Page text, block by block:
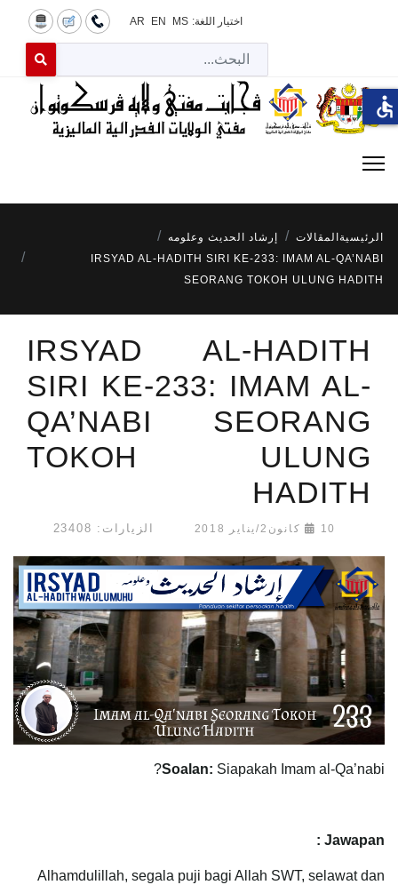
اختيار اللغة: MS
EN
AR
for results.
الرئيسية المقالات
إرشاد الحديث وعلومه
IRSYAD AL-HADITH SIRI KE-233: IMAM AL-QA’NABI
SEORANG TOKOH ULUNG HADITH
IRSYAD AL-HADITH
SIRI KE-233: IMAM AL-
QA’NABI SEORANG
TOKOH ULUNG
HADITH
10 كانون2/يناير 2018 الزيارات: 23408
Soalan: Siapakah Imam al-Qa’nabi?
Jawapan :
Alhamdulillah, segala puji bagi Allah SWT, selawat dan
accessible